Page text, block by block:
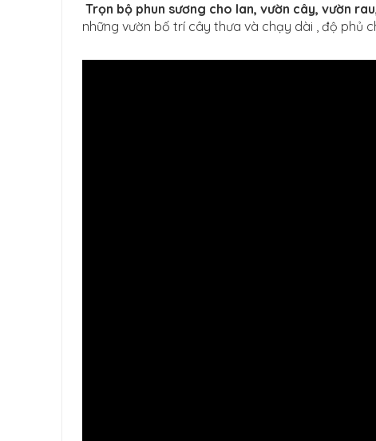
Trọn bộ phun sương cho lan, vườn cây, vườn
những vườn bố trí cây thưa và chạy dài , độ phủ